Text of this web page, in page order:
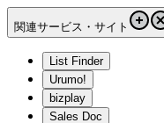
関連サービス・サイト
List Finder
Urumo!
bizplay
Sales Doc